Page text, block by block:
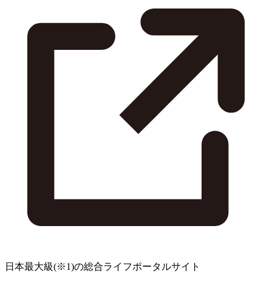
日本最大級(※1)の総合ライフポータルサイト